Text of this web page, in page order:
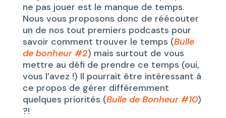
ne pas jouer est le manque de temps.
Nous vous proposons donc de réécouter
un de nos tout premiers podcasts pour
savoir comment trouver le temps (Bulle
de bonheur #2) mais surtout de vous
mettre au défi de prendre ce temps (oui,
vous l’avez !) Il pourrait être intéressant à
ce propos de gérer différemment
quelques priorités (Bulle de Bonheur #10)
?!